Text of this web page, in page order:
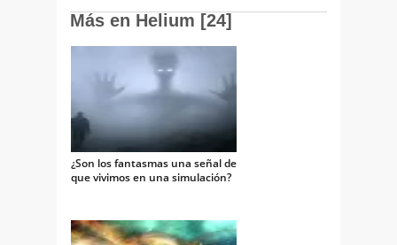
Más en Helium [24]
¿Son los fantasmas una señal de
que vivimos en una simulación?